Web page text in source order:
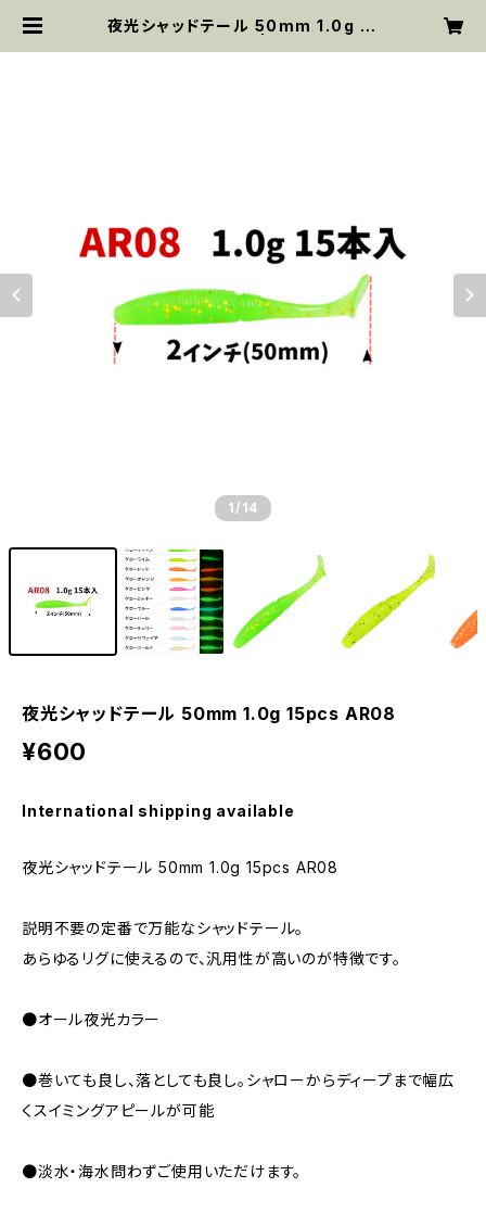
夜光シャッドテール 50mm 1.0g 15
1 /14
夜光シャッドテール 50mm 1.0g 15pcs AR08
¥600
International shipping available
夜光シャッドテール 50mm 1.0g 15pcs AR08
説明不要の定番で万能なシャッドテール。
あらゆるリグに使えるので、汎用性が高いのが特徴です。
●オール夜光カラー
●巻いても良し、落としても良し。シャローからディープまで幅広
くスイミングアピールが可能
●淡水・海水問わずご使用いただけます。